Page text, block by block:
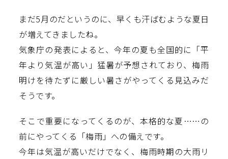
まだ5月のだというのに、早くも汗ばむような夏日
が増えてきましたね。
気象庁の発表によると、今年の夏も全国的に「平
年より気温が高い」猛暑が予想されており、梅雨
明けを待たずに厳しい暑さがやってくる見込みだ
そうです。
そこで重要になってくるのが、本格的な夏……の
前にやってくる「梅雨」への備えです。
今年は気温が高いだけでなく、梅雨時期の大雨リ